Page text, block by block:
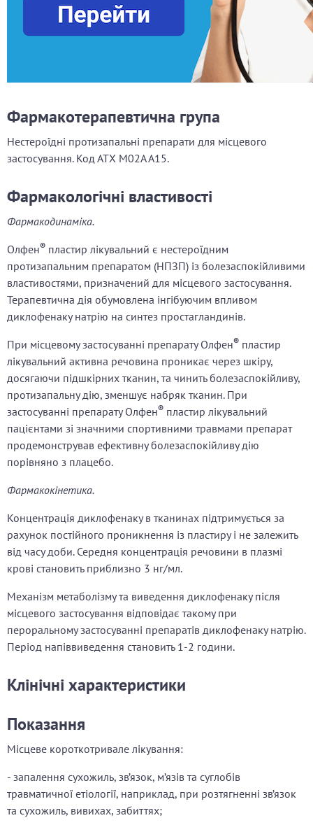
Фармакотерапевтична група
Нестероїдні протизапальні препарати для місцевого
застосування. Код АТX М02А А15.
Фармакологічні властивості
Фармакодинаміка.
Олфен® пластир лікувальний є нестероїдним
протизапальним препаратом (НПЗП) із болезаспокійливими
властивостями, призначений для місцевого застосування.
Терапевтична дія обумовлена інгібуючим впливом
диклофенаку натрію на синтез простагландинів.
При місцевому застосуванні препарату Олфен® пластир
лікувальний активна речовина проникає через шкіру,
досягаючи підшкірних тканин, та чинить болезаспокійливу,
протизапальну дію, зменшує набряк тканин. При
застосуванні препарату Олфен® пластир лікувальний
пацієнтами зі значними спортивними травмами препарат
продемонстрував ефективну болезаспокійливу дію
порівняно з плацебо.
Фармакокінетика.
Концентрація диклофенаку в тканинах підтримується за
рахунок постійного проникнення із пластиру і не залежить
від часу доби. Середня концентрація речовини в плазмі
крові становить приблизно 3 нг/мл.
Механізм метаболізму та виведення диклофенаку після
місцевого застосування відповідає такому при
пероральному застосуванні препаратів диклофенаку натрію.
Період напіввиведення становить 1-2 години.
Клінічні характеристики
Показання
Місцеве короткотривале лікування:
- запалення сухожиль, зв’язок, м’язів та суглобів
травматичної етіології, наприклад, при розтягненні зв’язок
та сухожиль, вивихах, забиттях;